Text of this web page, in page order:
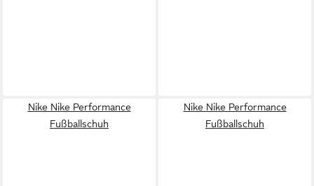
Nike Nike Performance
Fußballschuh
Nike Nike Performance
Fußballschuh